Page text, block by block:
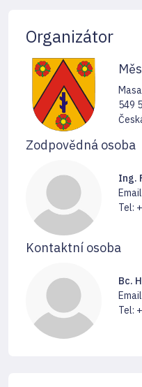
Organizátor
549
Zodpovědná osoba
Ing.
Tel:
Kontaktní osoba
Bc.
Tel: